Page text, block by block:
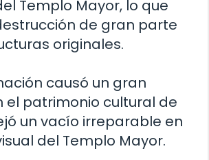
Templo Mayor, lo que
de gran parte
originales.
causó un gran
el patrimonio cultural de
un vacío irreparable en
del Templo Mayor.